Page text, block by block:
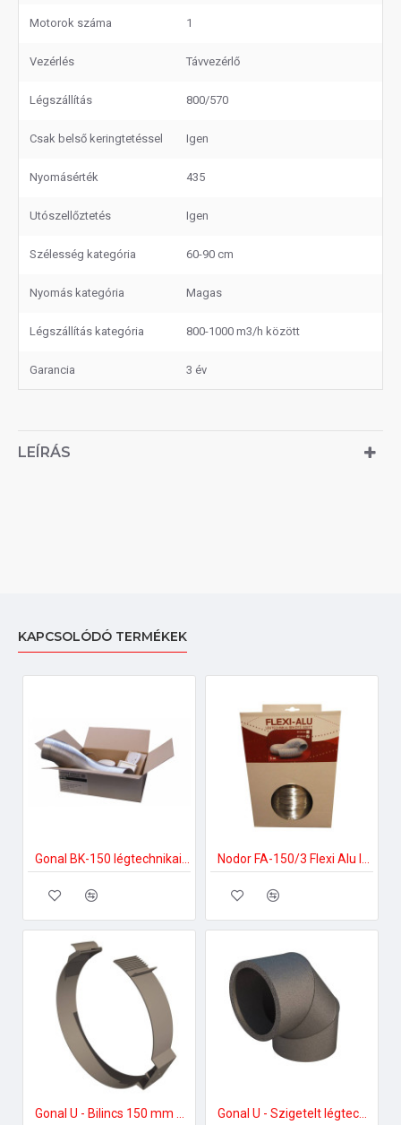
Motorok száma 1
Vezérlés Távvezérlő
Légszállítás 800/570
Csak belső keringtetéssel Igen
Nyomásérték 435
Utószellőztetés Igen
Szélesség kategória 60-90 cm
Nyomás kategória Magas
Légszállítás kategória 800-1000 m3/h között
Garancia 3 év
LEÍRÁS
KAPCSOLÓDÓ TERMÉKEK
Gonal U - Szigetelt légtechnikai könyök 125; 90Â°-os Szellőztető ventilátor tartozékok